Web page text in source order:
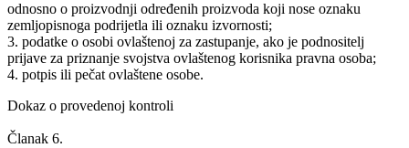
odnosno o proizvodnji određenih proizvoda koji nose oznaku
zemljopisnoga podrijetla ili oznaku izvornosti;
3. podatke o osobi ovlaštenoj za zastupanje, ako je podnositelj
prijave za priznanje svojstva ovlaštenog korisnika pravna osoba;
4. potpis ili pečat ovlaštene osobe.
Dokaz o provedenoj kontroli
Članak 6.